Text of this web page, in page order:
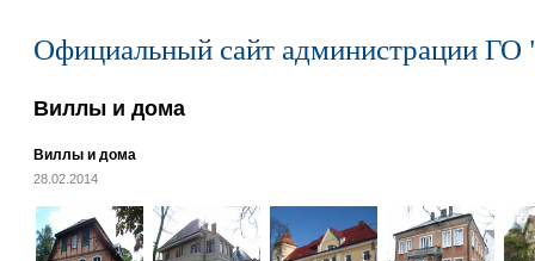
Официальный сайт администрации ГО
Виллы и дома
Виллы и дома
28.02.2014